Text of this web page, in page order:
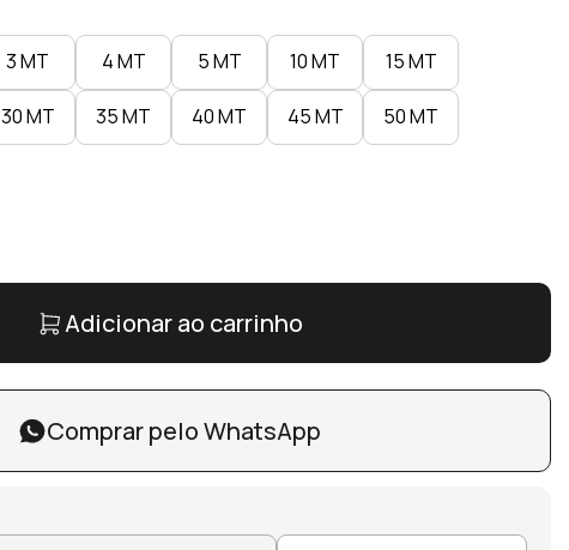
3 MT 4 MT 5 MT 10 MT 15 MT
30 MT 35 MT 40 MT 45 MT 50 MT
Adicionar ao carrinho
Comprar pelo WhatsApp